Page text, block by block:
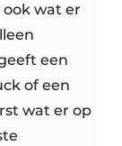
wat er
een
of een
wat er op